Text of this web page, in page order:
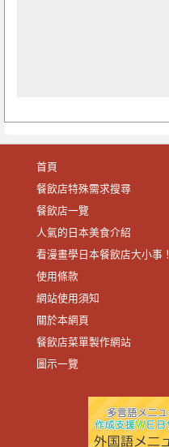
首頁
餐飲店特殊需求搜尋
餐飲店一覽
人氣的日本美食介紹
看漫畫學日本餐飲店大小事！
使用條款
網站使用須知
關於本網頁
餐飲店菜單製作網站
圖示一覽